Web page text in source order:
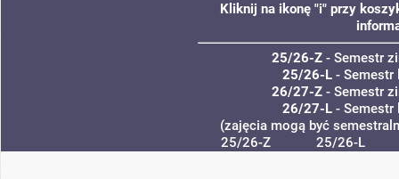
Kliknij na ikonę "i" przy
25/26-Z - Semestr
25/26-L -
26/27-Z - Semestr
26/27-L -
(zajęcia mogą być
25/26-Z
25/26-L